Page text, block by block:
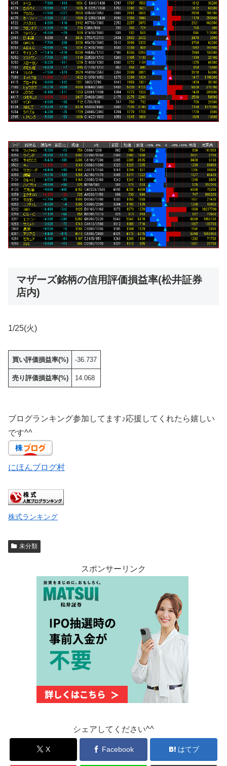
マザーズ銘柄の信用評価損益率(松井証券
店内)
1/25(火)
買い評価損益率(%) -36.737
売り評価損益率(%) 14.068
ブログランキング参加してます♪応援してくれたら嬉しい
です^^
にほんブログ村
株式ランキング
未分類
スポンサーリンク
シェアしてください^^
X Facebook はてブ